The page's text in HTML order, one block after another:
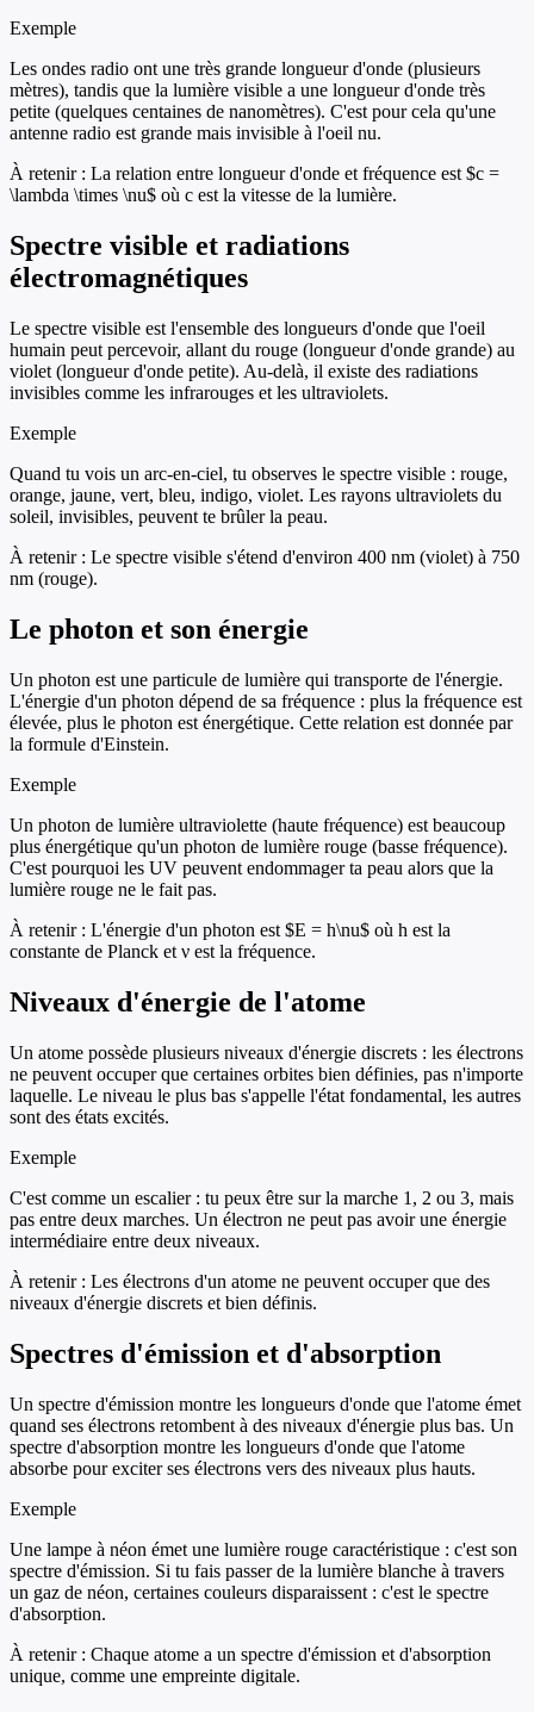
Exemple
Les ondes radio ont une très grande longueur d'onde (plusieurs
mètres), tandis que la lumière visible a une longueur d'onde très
petite (quelques centaines de nanomètres). C'est pour cela qu'une
antenne radio est grande mais invisible à l'oeil nu.
À retenir : La relation entre longueur d'onde et fréquence est $c =
\lambda \times \nu$ où c est la vitesse de la lumière.
Spectre visible et radiations
électromagnétiques
Le spectre visible est l'ensemble des longueurs d'onde que l'oeil
humain peut percevoir, allant du rouge (longueur d'onde grande) au
violet (longueur d'onde petite). Au-delà, il existe des radiations
invisibles comme les infrarouges et les ultraviolets.
Exemple
Quand tu vois un arc-en-ciel, tu observes le spectre visible : rouge,
orange, jaune, vert, bleu, indigo, violet. Les rayons ultraviolets du
soleil, invisibles, peuvent te brûler la peau.
À retenir : Le spectre visible s'étend d'environ 400 nm (violet) à 750
nm (rouge).
Le photon et son énergie
Un photon est une particule de lumière qui transporte de l'énergie.
L'énergie d'un photon dépend de sa fréquence : plus la fréquence est
élevée, plus le photon est énergétique. Cette relation est donnée par
la formule d'Einstein.
Exemple
Un photon de lumière ultraviolette (haute fréquence) est beaucoup
plus énergétique qu'un photon de lumière rouge (basse fréquence).
C'est pourquoi les UV peuvent endommager ta peau alors que la
lumière rouge ne le fait pas.
À retenir : L'énergie d'un photon est $E = h\nu$ où h est la
constante de Planck et ν est la fréquence.
Niveaux d'énergie de l'atome
Un atome possède plusieurs niveaux d'énergie discrets : les électrons
ne peuvent occuper que certaines orbites bien définies, pas n'importe
laquelle. Le niveau le plus bas s'appelle l'état fondamental, les autres
sont des états excités.
Exemple
C'est comme un escalier : tu peux être sur la marche 1, 2 ou 3, mais
pas entre deux marches. Un électron ne peut pas avoir une énergie
intermédiaire entre deux niveaux.
À retenir : Les électrons d'un atome ne peuvent occuper que des
niveaux d'énergie discrets et bien définis.
Spectres d'émission et d'absorption
Un spectre d'émission montre les longueurs d'onde que l'atome émet
quand ses électrons retombent à des niveaux d'énergie plus bas. Un
spectre d'absorption montre les longueurs d'onde que l'atome
absorbe pour exciter ses électrons vers des niveaux plus hauts.
Exemple
Une lampe à néon émet une lumière rouge caractéristique : c'est son
spectre d'émission. Si tu fais passer de la lumière blanche à travers
un gaz de néon, certaines couleurs disparaissent : c'est le spectre
d'absorption.
À retenir : Chaque atome a un spectre d'émission et d'absorption
unique, comme une empreinte digitale.